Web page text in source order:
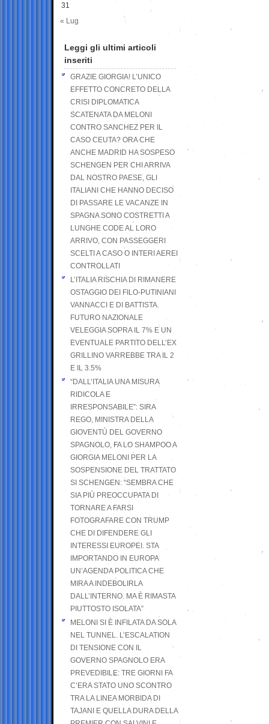
31
« Lug
Leggi gli ultimi articoli
inseriti
GRAZIE GIORGIA! L’UNICO
EFFETTO CONCRETO DELLA
CRISI DIPLOMATICA
SCATENATA DA MELONI
CONTRO SANCHEZ PER IL
CASO CEUTA? ORA CHE
ANCHE MADRID HA SOSPESO
SCHENGEN PER CHI ARRIVA
DAL NOSTRO PAESE, GLI
ITALIANI CHE HANNO DECISO
DI PASSARE LE VACANZE IN
SPAGNA SONO COSTRETTI A
LUNGHE CODE AL LORO
ARRIVO, CON PASSEGGERI
SCELTI A CASO O INTERI AEREI
CONTROLLATI
L’ITALIA RISCHIA DI RIMANERE
OSTAGGIO DEI FILO-PUTINIANI
VANNACCI E DI BATTISTA.
FUTURO NAZIONALE
VELEGGIA SOPRA IL 7% E UN
EVENTUALE PARTITO DELL’EX
GRILLINO VARREBBE TRA IL 2
E IL 3.5%
“DALL’ITALIA UNA MISURA
RIDICOLA E
IRRESPONSABILE”: SIRA
REGO, MINISTRA DELLA
GIOVENTÙ DEL GOVERNO
SPAGNOLO, FA LO SHAMPOO A
GIORGIA MELONI PER LA
SOSPENSIONE DEL TRATTATO
SI SCHENGEN: “SEMBRA CHE
SIA PIÙ PREOCCUPATA DI
TORNARE A FARSI
FOTOGRAFARE CON TRUMP
CHE DI DIFENDERE GLI
INTERESSI EUROPEI. STA
IMPORTANDO IN EUROPA
UN’AGENDA POLITICA CHE
MIRA A INDEBOLIRLA
DALL’INTERNO. MA È RIMASTA
PIUTTOSTO ISOLATA”
MELONI SI È INFILATA DA SOLA
NEL TUNNEL. L’ESCALATION
DI TENSIONE CON IL
GOVERNO SPAGNOLO ERA
PREVEDIBILE: TRE GIORNI FA
C’ERA STATO UNO SCONTRO
TRA LA LINEA MORBIDA DI
TAJANI E QUELLA DURA DELLA